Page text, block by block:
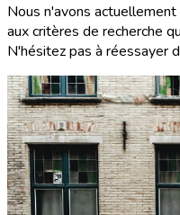
Nous n'avons
aux critères de recherche
N'hésitez pas à réessayer